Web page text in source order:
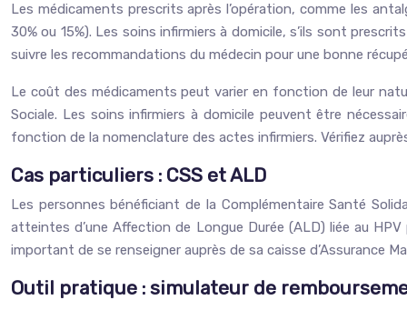
Les médicaments prescrits après l’opération, comme les
30% ou 15%). Les soins infirmiers à domicile, s’ils sont
suivre les recommandations du médecin pour une bonne
Le coût des médicaments peut varier en fonction de leur
Sociale. Les soins infirmiers à domicile peuvent être
fonction de la nomenclature des actes infirmiers. Vérifiez
Cas particuliers : CSS et ALD
Les personnes bénéficiant de la Complémentaire Santé
atteintes d’une Affection de Longue Durée (ALD) liée au
important de se renseigner auprès de sa caisse d’Assurance
Outil pratique : simulateur de